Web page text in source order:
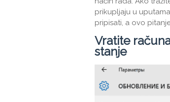
prikupljaju u
pripisati, a ovo
Vratite
stanje